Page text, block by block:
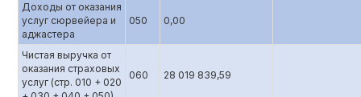
Доходы от оказания
услуг сюрвейера и
аджастера
050 0,00
Чистая выручка от
оказания страховых
услуг (стр. 010 + 020
060 28 019 839,59